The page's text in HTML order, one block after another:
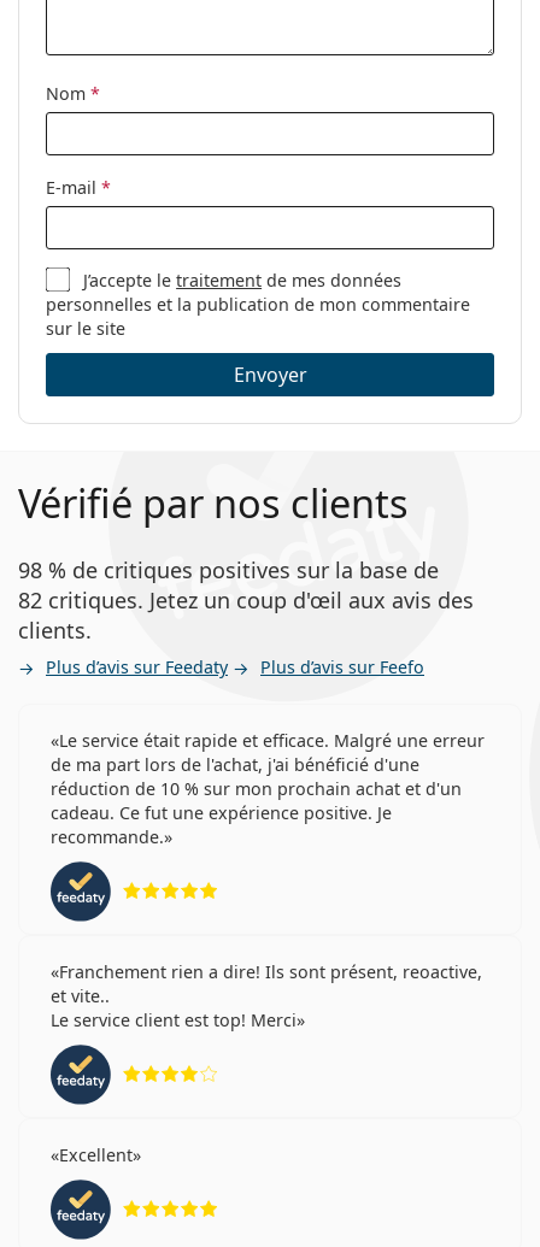
nettoyage:
Oui
Catégorie:
Lunettes de vue
Marque:
Bottega Veneta
Code:
BV1039O 004 53
Nom *
E-mail *
J’accepte letraitement de mes données
personnelles et la publication de mon commentaire
sur le site
Envoyer
Vérifié par nos clients
98 % de critiques positives sur la base de
82 critiques. Jetez un coup d'œil aux avis des
clients.
Plus d’avis sur Feedaty Plus d’avis sur Feefo
Le service était rapide et efficace. Malgré une erreur
de ma part lors de l'achat, j'ai bénéficié d'une
réduction de 10 % sur mon prochain achat et d'un
cadeau. Ce fut une expérience positive. Je
recommande.
Franchement rien a dire! Ils sont présent, reoactive,
et vite..
Le service client est top! Merci
Excellent